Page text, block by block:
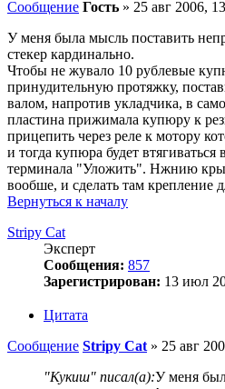
Сообщение Гость » 25 авг 2006,
У меня была мысль поставить
стекер кардинально.
Чтобы не жувало 10 рублевые
принудительную протяжку,
валом, напротив укладчика, в
пластина прижимала купюру к
прицепить через реле к мотору
и тогда купюра будет
терминала "Уложить". Нжнию
вообше, и сделать там крепление
Вернуться к началу
Stripy Cat
Эксперт
Сообщения: 857
Зарегистрирован: 13 июл
Цитата
Сообщение Stripy Cat » 25 авг
"Кукиш" писал(а):У меня